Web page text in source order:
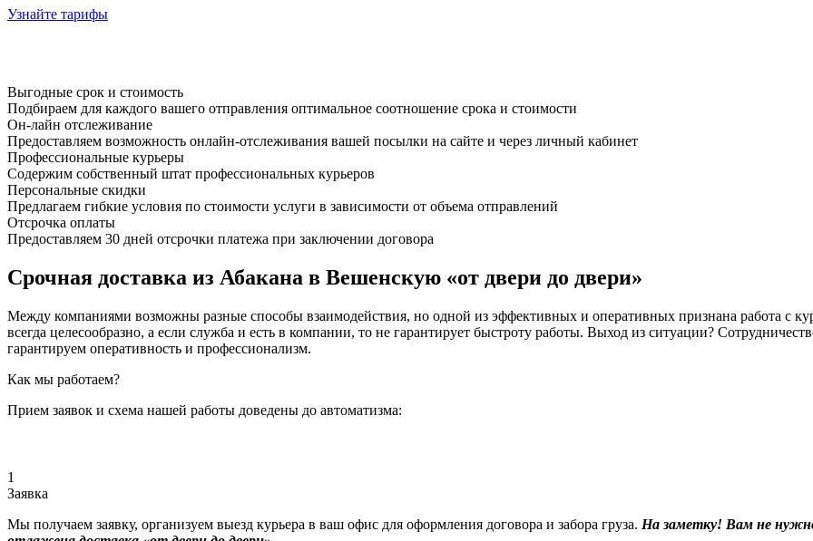
Узнайте тарифы
Выгодные срок и стоимость
Подбираем для каждого вашего отправления оптимальное соотношение срока и стоимости
Он-лайн отслеживание
Предоставляем возможность онлайн-отслеживания вашей посылки на сайте и через личный кабинет
Профессиональные курьеры
Содержим собственный штат профессиональных курьеров
Персональные скидки
Предлагаем гибкие условия по стоимости услуги в зависимости от объема отправлений
Отсрочка оплаты
Предоставляем 30 дней отсрочки платежа при заключении договора
Срочная доставка из Абакана в Вешенскую «от двери до двери»
Между компаниями возможны разные способы взаимодействия, но одной из эффективных и оперативных признана работа с
всегда целесообразно, а если служба и есть в компании, то не гарантирует быстроту работы. Выход из ситуации?
гарантируем оперативность и профессионализм.
Как мы работаем?
Прием заявок и схема нашей работы доведены до автоматизма:
1
Заявка
Мы получаем заявку, организуем выезд курьера в ваш офис для оформления договора и забора груза. На заметку! Вам не